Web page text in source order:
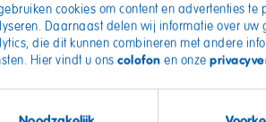
cookies om content en advertenties
Daarnaast delen wij informatie over
die dit kunnen combineren met andere
Hier vindt u ons colofon en onze